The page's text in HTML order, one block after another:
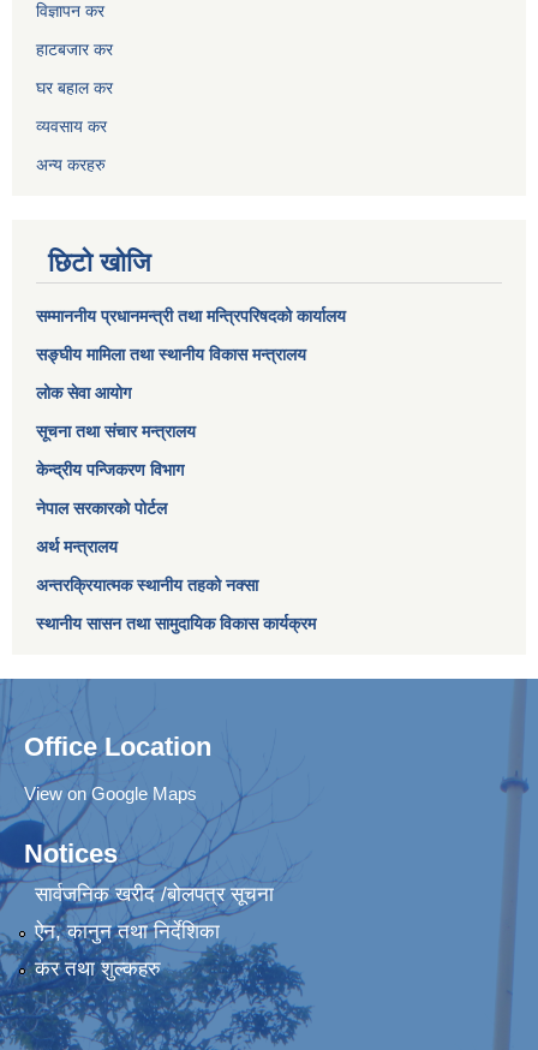
विज्ञापन कर
हाटबजार कर
घर बहाल कर
व्यवसाय कर
अन्य करहरु
छिटो खोजि
सम्माननीय प्रधानमन्त्री तथा मन्त्रिपरिषद‌को कार्यालय
सङ्घीय मामिला तथा स्थानीय विकास मन्त्रालय
लोक सेवा आयोग
सूचना तथा संचार मन्त्रालय
केन्द्रीय पन्जिकरण विभाग
नेपाल सरकारको पोर्टल
अर्थ मन्त्रालय
अन्तरक्रियात्मक स्थानीय तहको नक्सा
स्थानीय सासन तथा सामुदायिक विकास कार्यक्रम
Office Location
View on Google Maps
Notices
सार्वजनिक खरीद /बोलपत्र सूचना
ऐन, कानुन तथा निर्देशिका
कर तथा शुल्कहरु